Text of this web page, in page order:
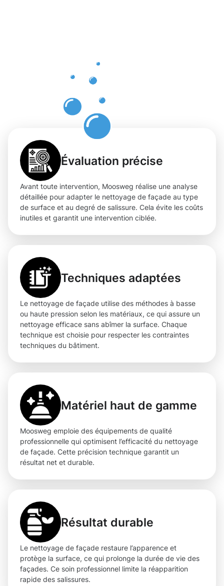
Évaluation précise
Avant toute intervention, Moosweg réalise une analyse
détaillée pour adapter le nettoyage de façade au type
de surface et au degré de salissure. Cela évite les coûts
inutiles et garantit une intervention ciblée.
Techniques adaptées
Le nettoyage de façade utilise des méthodes à basse
ou haute pression selon les matériaux, ce qui assure un
nettoyage efficace sans abîmer la surface. Chaque
technique est choisie pour respecter les contraintes
techniques du bâtiment.
Matériel haut de gamme
Moosweg emploie des équipements de qualité
professionnelle qui optimisent l’efficacité du nettoyage
de façade. Cette précision technique garantit un
résultat net et durable.
Résultat durable
Le nettoyage de façade restaure l’apparence et
protège la surface, ce qui prolonge la durée de vie des
façades. Ce soin professionnel limite la réapparition
rapide des salissures.